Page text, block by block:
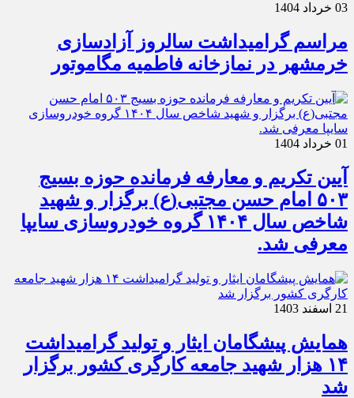
03 خرداد 1404
مراسم گرامیداشت سالروز آزادسازی
خرمشهر در نمازخانه فاطمیه مگاموتور
01 خرداد 1404
آیین تکریم و معارفه فرمانده حوزه بسیج
۵۰۳ امام حسن مجتبی(ع) برگزار و شهید
شاخص سال ۱۴۰۴ گروه خودروسازی سایپا
معرفی شد.
21 اسفند 1403
همایش پیشگامان ایثار و تولید گرامیداشت
۱۴ هزار شهید جامعه کارگری کشور برگزار
شد